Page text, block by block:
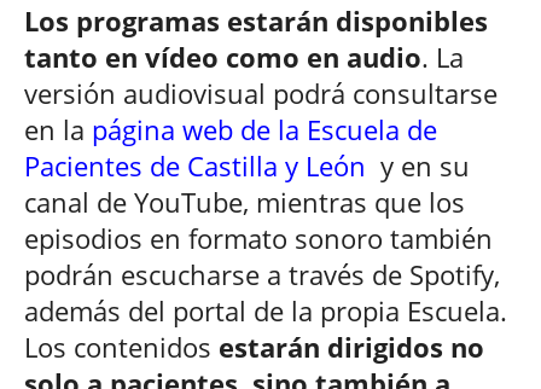
Los programas estarán disponibles
tanto en vídeo como en audio. La
versión audiovisual podrá consultarse
en la página web de la Escuela de
Pacientes de Castilla y León y en su
canal de YouTube, mientras que los
episodios en formato sonoro también
podrán escucharse a través de Spotify,
además del portal de la propia Escuela.
Los contenidos estarán dirigidos no